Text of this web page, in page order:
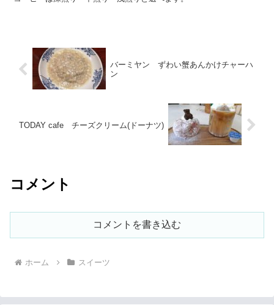
バーミヤン ずわい蟹あんかけチャーハ
ン
TODAY cafe チーズクリーム(ドーナツ)
コメント
コメントを書き込む
ホーム スイーツ